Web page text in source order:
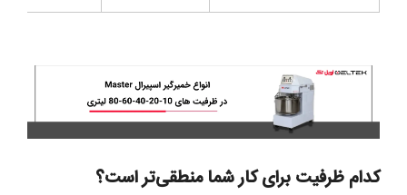
کدام ظرفیت برای کار شما منطقی‌تر است؟